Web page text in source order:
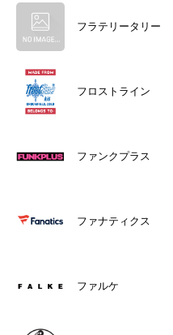
フラテリータリー
フロストライン
ファンクプラス
ファナティクス
ファルケ